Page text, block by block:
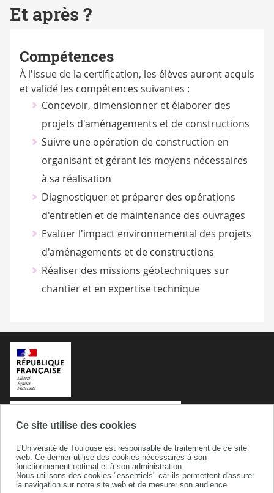
Ce site utilise des cookies
L'Université de Toulouse est responsable de traitement de ce site
web. Ce dernier utilise des cookies nécessaires à son
fonctionnement optimal et à son administration.
Nous utilisons des cookies "essentiels" car ils permettent d'assurer
la navigation sur notre site web et de mesurer son audience.
Et après ?
Compétences
À l'issue de la certification, les élèves auront acquis
et validé les compétences suivantes :
Concevoir, dimensionner et élaborer des
projets d'aménagements et de constructions
Suivre une opération de construction en
organisant et gérant les moyens nécessaires
à sa réalisation
Diagnostiquer et préparer des opérations
d'entretien et de maintenance des ouvrages
Evaluer l'impact environnemental des projets
d'aménagements et de constructions
Réaliser des missions géotechniques sur
chantier et en expertise technique